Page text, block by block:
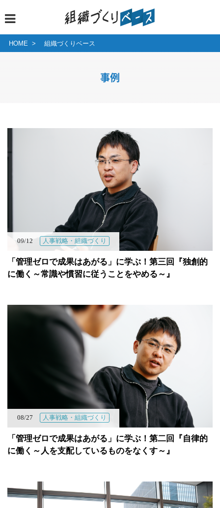
HOME 組織づくりベース
事例
「管理ゼロで成果はあがる」に学ぶ！第三回『独創的
に働く～常識や慣習に従うことをやめる～』
09/12 人事戦略・組織づくり
「管理ゼロで成果はあがる」に学ぶ！第二回『自律的
に働く～人を支配しているものをなくす～』
08/27 人事戦略・組織づくり